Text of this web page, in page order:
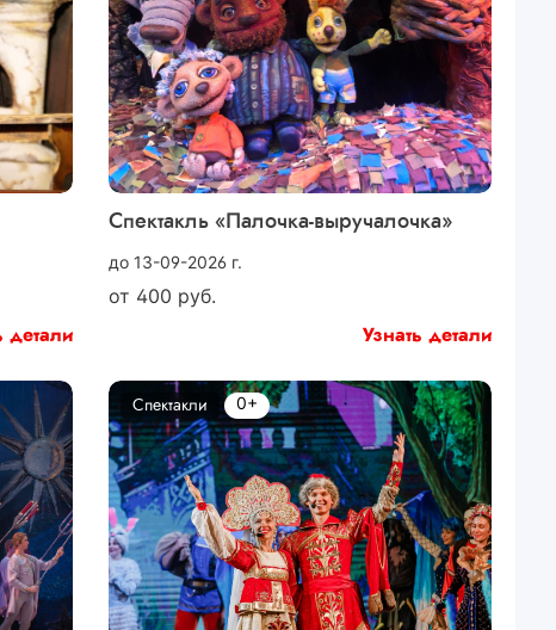
детали
Спектакль «Палочка-выручалочка»
до 13-09-2026 г.
от 400 руб.
Узнать детали
Спектакли 0+